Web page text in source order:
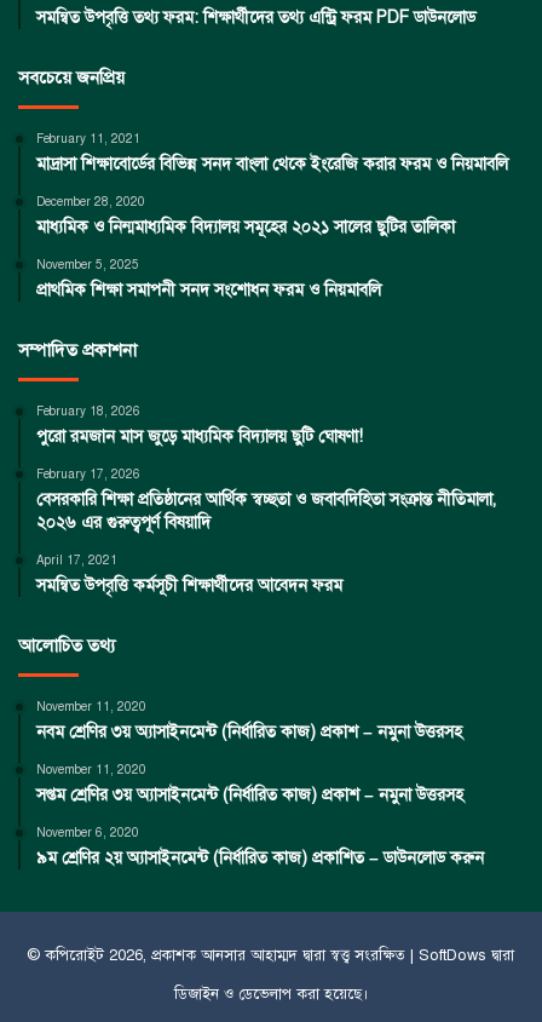
সমন্বিত উপবৃত্তি তথ্য ফরম: শিক্ষার্থীদের তথ্য এন্ট্রি ফরম PDF ডাউনলোড
সবচেয়ে জনপ্রিয়
February 11, 2021
মাদ্রাসা শিক্ষাবোর্ডের বিভিন্ন সনদ বাংলা থেকে ইংরেজি করার ফরম ও নিয়মাবলি
December 28, 2020
মাধ্যমিক ও নিন্মমাধ্যমিক বিদ্যালয় সমূহের ২০২১ সালের ছুটির তালিকা
November 5, 2025
প্রাথমিক শিক্ষা সমাপনী সনদ সংশোধন ফরম ও নিয়মাবলি
সম্পাদিত প্রকাশনা
February 18, 2026
পুরো রমজান মাস জুড়ে মাধ্যমিক বিদ্যালয় ছুটি ঘোষণা!
February 17, 2026
বেসরকারি শিক্ষা প্রতিষ্ঠানের আর্থিক স্বচ্ছতা ও জবাবদিহিতা সংক্রান্ত নীতিমালা,
২০২৬ এর গুরুত্বপূর্ণ বিষয়াদি
April 17, 2021
সমন্বিত উপবৃত্তি কর্মসূচী শিক্ষার্থীদের আবেদন ফরম
আলোচিত তথ্য
November 11, 2020
নবম শ্রেণির ৩য় অ্যাসাইনমেন্ট (নির্ধারিত কাজ) প্রকাশ – নমুনা উত্তরসহ
November 11, 2020
সপ্তম শ্রেণির ৩য় অ্যাসাইনমেন্ট (নির্ধারিত কাজ) প্রকাশ – নমুনা উত্তরসহ
November 6, 2020
৯ম শ্রেণির ২য় অ্যাসাইনমেন্ট (নির্ধারিত কাজ) প্রকাশিত – ডাউনলোড করুন
© কপিরােইট 2026, প্রকাশকআনসার আহাম্মদদ্বারা স্বত্ত্ব সংরক্ষিত | SoftDows দ্বারা
ডিজাইন ও ডেভেলাপ করা হয়েছে।